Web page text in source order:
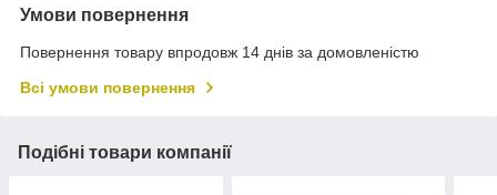
Умови повернення
Повернення товару впродовж 14 днів за домовленістю
Всі умови повернення
Подібні товари компанії